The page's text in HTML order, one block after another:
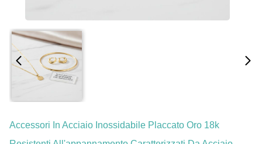
Accessori In Acciaio Inossidabile Placcato Oro 18k